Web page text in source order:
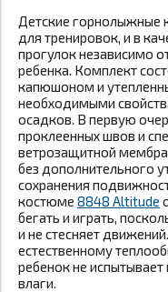
Детские горнолыжные
для тренировок, и в
прогулок независимо
ребенка. Комплект
капюшоном и
необходимыми
осадков. В первую
проклеенных швов и
ветрозащитной
без дополнительного
сохранения
костюме 8848 Altitude
бегать и играть,
и не стесняет
естественному
ребенок не
влаги.